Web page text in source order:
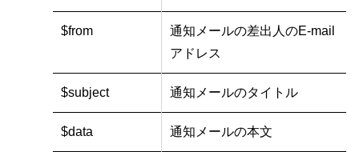
$from
通知メールの差出人のE-mail
アドレス
$subject 通知メールのタイトル
$data 通知メールの本文